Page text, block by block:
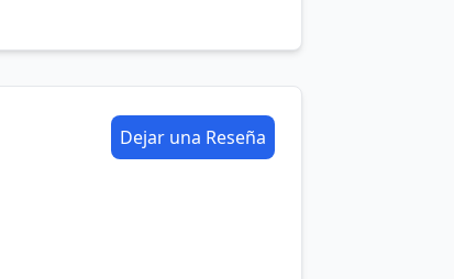
Dejar una Reseña